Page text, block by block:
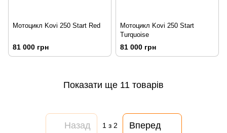
Мотоцикл Kovi 250 Start Red
81 000 грн
Мотоцикл Kovi 250 Start
Turquoise
81 000 грн
Показати ще 11 товарів
Назад 1з 2 Вперед